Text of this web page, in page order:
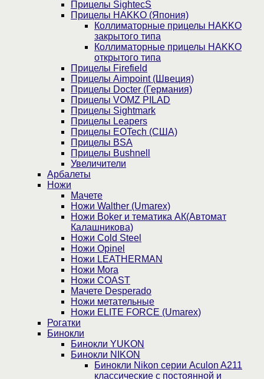
Прицелы SightecS
Прицелы HAKKO (Япония)
Коллиматорные прицелы HAKKO
закрытого типа
Коллиматорные прицелы HAKKO
открытого типа
Прицелы Firefield
Прицелы Aimpoint (Швеция)
Прицелы Docter (Германия)
Прицелы VOMZ PILAD
Прицелы Sightmark
Прицелы Leapers
Прицелы EOTech (США)
Прицелы BSA
Прицелы Bushnell
Увеличители
Арбалеты
Ножи
Мачете
Ножи Walther (Umarex)
Ножи Boker и тематика АК(Автомат
Калашникова)
Ножи Cold Steel
Ножи Opinel
Ножи LEATHERMAN
Ножи Mora
Ножи COAST
Мачете Desperado
Ножи метательные
Ножи ELITE FORCE (Umarex)
Рогатки
Бинокли
Бинокли YUKON
Бинокли NIKON
Бинокли Nikon серии Aculon A211
классические с постоянной и